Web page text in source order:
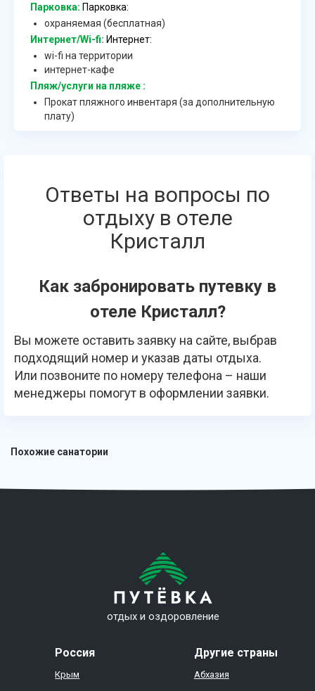
Парковка: Парковка:
охраняемая (бесплатная)
Интернет/Wi-fi: Интернет:
wi-fi на территории
интернет-кафе
Пляж/услуги на пляже :
Прокат пляжного инвентаря (за дополнительную
плату)
Ответы на вопросы по
отдыху в отеле
Кристалл
Как забронировать путевку в
отеле Кристалл?
Вы можете оставить заявку на сайте, выбрав
подходящий номер и указав даты отдыха.
Или позвоните по номеру телефона – наши
менеджеры помогут в оформлении заявки.
Похожие санатории
отдых и оздоровление
Россия
Крым
Другие страны
Абхазия